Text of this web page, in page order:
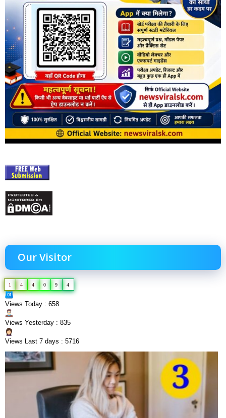
Our Visitor
1 4 4 0 9 4
Views Today : 658
Views Yesterday : 835
Views Last 7 days : 5716